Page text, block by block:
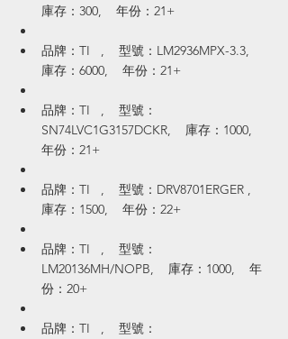
庫存：300,    年份：21+
品牌：TI   ,    型號：LM2936MPX-3.3,
庫存：6000,    年份：21+
品牌：TI   ,    型號：
SN74LVC1G3157DCKR,    庫存：1000,
年份：21+
品牌：TI   ,    型號：DRV8701ERGER ,
庫存：1500,    年份：22+
品牌：TI   ,    型號：
LM20136MH/NOPB,    庫存：1000,    年
份：20+
品牌：TI   ,    型號：